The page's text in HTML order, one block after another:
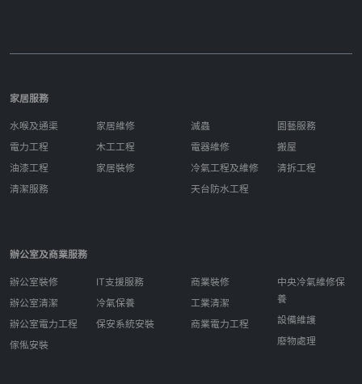
家居服務
水喉及通渠
電力工程
油漆工程
清潔服務
家居維修
木工工程
家居裝修
滅蟲
電器維修
冷氣工程及維修
天台防水工程
園藝服務
搬屋
清拆工程
辦公室及商業服務
辦公室裝修
辦公室清潔
辦公室電力工程
傢俬安裝
IT支援服務
冷氣保養
保安系統安裝
商業裝修
工業清潔
商業電力工程
中央冷氣維修保
養
設備維護
廢物處理